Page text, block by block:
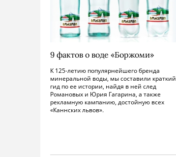
9 фактов о воде «Боржоми»
К 125-летию популярнейшего бренда
минеральной воды, мы составили краткий
гид по ее истории, найдя в ней след
Романовых и Юрия Гагарина, а также
рекламную кампанию, достойную всех
«Каннских львов».